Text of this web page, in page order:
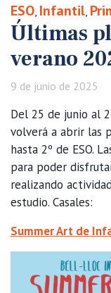
Bell-
ESO Infantil
Últimas
verano
9 de junio de 2025
Del 25 de junio al
volverá a abrir las
hasta 2º de ESO.
para poder
realizando
estudio. Casales:
Summer Art de